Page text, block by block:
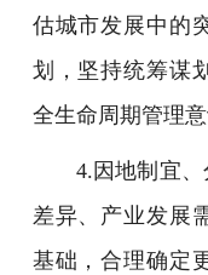
估城市发展中的
划，坚持统筹谋
全生命周期管理
4.因地制宜、
差异、产业发展
基础，合理确定